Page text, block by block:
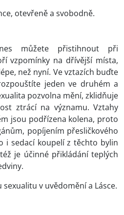
otevřeně a svobodně.
můžete přistihnout při
vzpomínky na dřívější místa,
než nyní. Ve vztazích buďte
jeden ve druhém a
pozvolna mění, zklidňuje
ztrácí na významu. Vztahy
jsou podřízena kolena, proto
popíjením přesličkového
i sedací koupelí z těchto bylin
je účinné přikládání teplých
v uvědomění a Lásce.